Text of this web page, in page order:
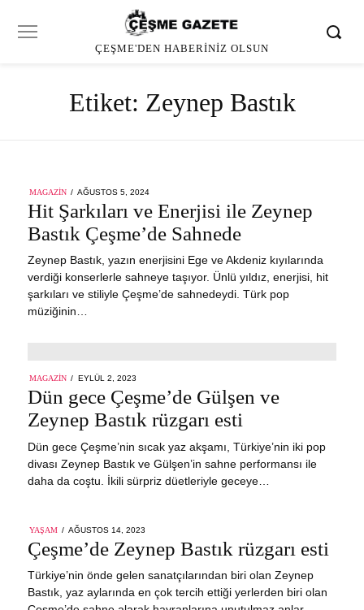
ÇEŞME'DEN HABERINIZ OLSUN
Etiket: Zeynep Bastık
MAGAZIN
POSTED
ON
AĞUSTOS 5, 2024
2024
Hit Şarkıları ve Enerjisi ile Zeynep
Bastık Çeşme’de Sahnede
Zeynep Bastık, yazın enerjisini Ege ve Akdeniz kıyılarında
verdiği konserlerle sahneye taşıyor. Ünlü yıldız, enerjisi, hit
şarkıları ve stiliyle Çeşme’de sahnedeydi. Türk pop
müziğinin…
MAGAZIN
POSTED
EYLÜL 2, 2023
2023
Dün gece Çeşme’de Gülşen ve
Zeynep Bastık rüzgarı esti
Dün gece Çeşme’nin sıcak yaz akşamı, Türkiye’nin iki pop
divası Zeynep Bastık ve Gülşen’in sahne performansı ile
daha da coştu. İkili sürpriz düetleriyle geceye…
YAŞAM
POSTED
AĞUSTOS 14, 2023
Çeşme’de Zeynep Bastık rüzgarı esti
Türkiye’nin önde gelen sanatçılarından biri olan Zeynep
Bastık, yaz aylarında en çok tercih ettiği yerlerden biri olan